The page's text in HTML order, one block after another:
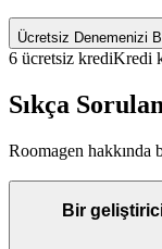
Ücretsiz Denemenizi
6 ücretsiz krediKredi
Sıkça
Roomagen hakkında
Bir